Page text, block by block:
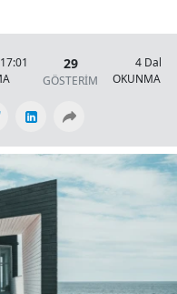
29
GÖSTERİM
4
OKUNMA